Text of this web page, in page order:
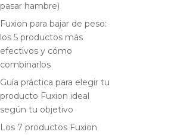
pasar hambre)
Fuxion para bajar de peso:
los 5 productos más
efectivos y cómo
combinarlos
Guía práctica para elegir tu
producto Fuxion ideal
según tu objetivo
Los 7 productos Fuxion